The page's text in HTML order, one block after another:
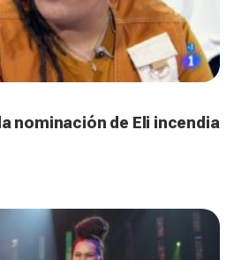
nominación de Eli incendia